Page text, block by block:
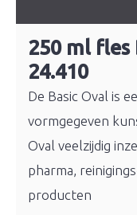
250 ml fles
24.410
De Basic Oval is
vormgegeven
Oval veelzijdig
pharma,
producten